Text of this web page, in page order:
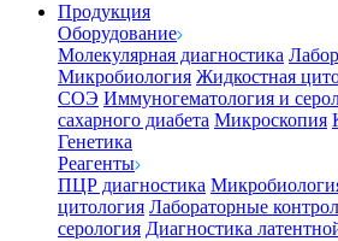
Продукция
Оборудование
Молекулярная диагностика
Микробиология Жидкостная
СОЭ Иммуногематология и
сахарного диабета Микроскопия
Генетика
Реагенты
ПЦР диагностика
цитология Лабораторные
серология Диагностика